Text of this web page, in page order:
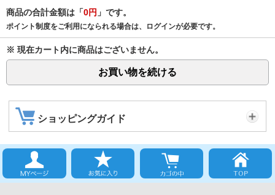
商品の合計金額は「0円 」です。
ポイント制度をご利用になられる場合は、ログインが必要です。
※ 現在カート内に商品はございません。
お買い物を続ける
ショッピングガイド